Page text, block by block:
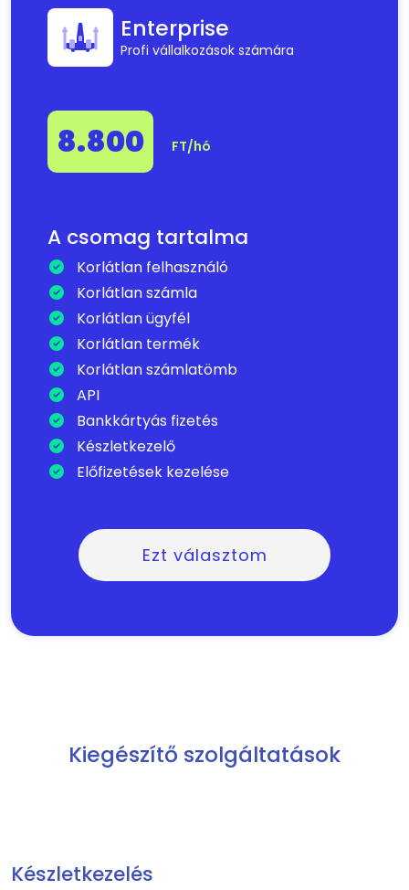
Enterprise
Profi vállalkozások számára
8.800 FT/hó
A csomag tartalma
Korlátlan felhasználó
Korlátlan számla
Korlátlan ügyfél
Korlátlan termék
Korlátlan számlatömb
API
Bankkártyás fizetés
Készletkezelő
Előfizetések kezelése
Ezt választom
Kiegészítő szolgáltatások
Készletkezelés